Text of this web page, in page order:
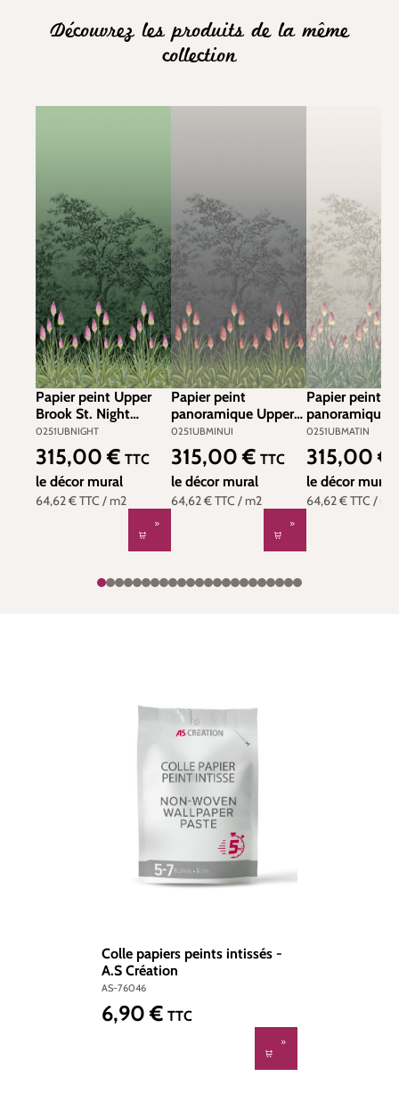
Découvrez les produits de la même
collection
Papier peint Upper
Brook St. Night
Garden vert - London
Wallpapers IV de
Little Greene | Réf.
0251UBNIGHT
0251UBNIGHT
64,62 €TTC / m2
Prix régulier :
315,00 € TTC
le décor mural
Papier peint
panoramique Upper
Brook St. Minuit -
National Trust Papers
III de Little Greene |
Réf. 0251UBMINUI
0251UBMINUI
64,62 €TTC / m2
Prix régulier :
315,00 € TTC
le décor mural
Papier peint
panoramique
Brook St.
National Trust
III de Little
Réf.
0251UBMATIN
64,62 €TTC / m2
Prix régulier :
315,00 €
le décor mural
Colle papiers peints intissés -
A.S Création
AS-76046
Prix régulier :
6,90 € TTC